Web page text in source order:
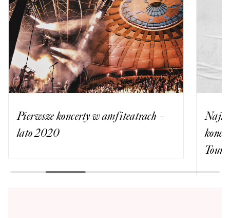
Pierwsze koncerty w amfiteatrach –
lato 2020
Tour